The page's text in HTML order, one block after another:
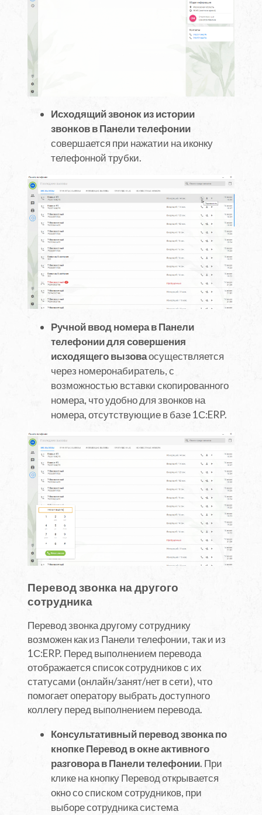
Исходящий звонок из истории
звонков в Панели телефонии
совершается при нажатии на иконку
телефонной трубки.
Ручной ввод номера в Панели
телефонии для совершения
исходящего вызоваосуществляется
через номеронабиратель, с
возможностью вставки скопированного
номера, что удобно для звонков на
номера, отсутствующие в базе 1С:ERP.
Перевод звонка на другого
сотрудника
Перевод звонка другому сотруднику
возможен как из Панели телефонии, так и из
1С:ERP. Перед выполнением перевода
отображается список сотрудников с их
статусами (онлайн/занят/нет в сети), что
помогает оператору выбрать доступного
коллегу перед выполнением перевода.
Консультативный перевод звонка по
кнопке Перевод в окне активного
разговора в Панели телефонии. При
клике на кнопку Перевод открывается
окно со списком сотрудников, при
выборе сотрудника система